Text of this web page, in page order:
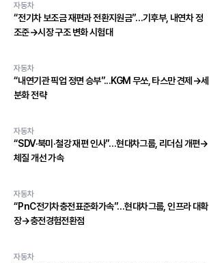
자동차
“전기차 보조금 재편과 전환지원금”…기후부, 내연차 정
조준→시장 구조 변화 시험대
자동차
“내연기관 픽업 정면 승부”...KGM 무쏘, 타스만 견제→세
분화 전략
자동차
“SDV·북미·철강 재편 인사”…현대차그룹, 리더십 개편→
체질 개선 가속
자동차
“PnC전기차충전표준화가속”…현대차그룹, 인프라 대확
장→충전경험전환점
자동차